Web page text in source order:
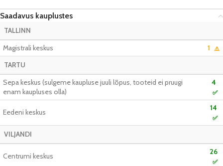
Saadavus kauplustes
TALLINN
Magistrali keskus
1 ⚠️
TARTU
Sepa keskus (sulgeme kaupluse juuli lõpus, tooteid ei pruugi
enam kaupluses olla)
4
✅
Eedeni keskus 14
✅
VILJANDI
Centrumi keskus 26
✅